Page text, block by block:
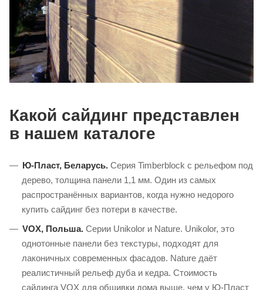
Какой сайдинг представлен
в нашем каталоге
Ю-Пласт, Беларусь. Серия Timberblock с рельефом под
дерево, толщина панели 1,1 мм. Один из самых
распространённых вариантов, когда нужно недорого
купить сайдинг без потери в качестве.
VOX, Польша. Серии Unikolor и Nature. Unikolor, это
однотонные панели без текстуры, подходят для
лаконичных современных фасадов. Nature даёт
реалистичный рельеф дуба и кедра. Стоимость
сайдинга VOX для обшивки дома выше, чем у Ю-Пласт